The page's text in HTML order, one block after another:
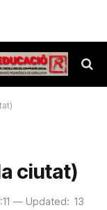
ciutat)
Updated: 13